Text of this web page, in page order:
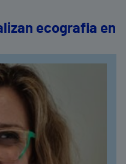
ecografia en